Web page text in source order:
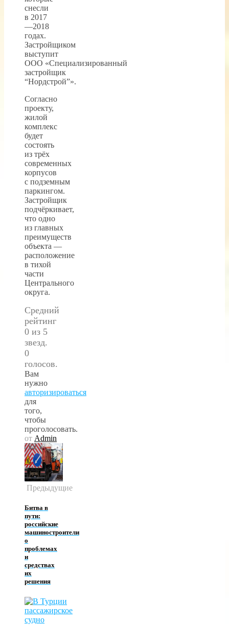
снесли
в 2017
—2018
годах.
Застройщиком
выступит
ООО «Специализированный
застройщик
“Нордстрой”».
Согласно
проекту,
жилой
комплекс
будет
состоять
из трёх
современных
корпусов
с подземным
паркингом.
Застройщик
подчёркивает,
что одно
из главных
преимуществ
объекта —
расположение
в тихой
части
Центрального
округа.
Средний
рейтинг
0 из 5
звезд.
0
голосов.
Вам
нужно
авторизироваться
для
того,
чтобы
проголосовать.
от Admin
Предыдущие
Битва в
пути:
российские
машиностроители
о
проблемах
и
средствах
их
решения